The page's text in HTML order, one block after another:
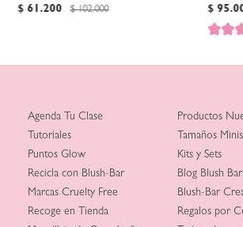
$ 61 .200 $ 102.000 $ 95.
Agenda Tu Clase
Tutoriales
Puntos Glow
Recicla con Blush-Bar
Marcas Cruelty Free
Recoge en Tienda
Productos
Tamaños Minis
Kits y Sets
Blog Blush Bar
Blush-Bar
Regalos por